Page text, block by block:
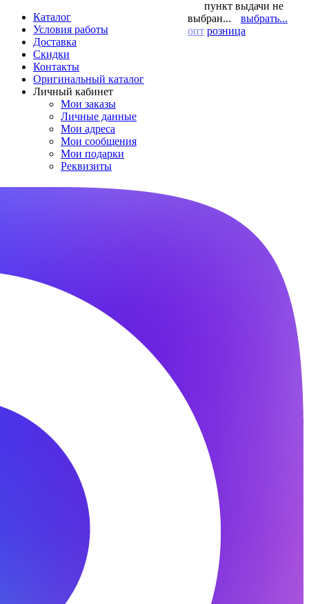
Каталог
Условия работы
Доставка
Скидки
Контакты
Оригинальный каталог
Личный кабинет
Мои заказы
Личные данные
Мои адреса
Мои сообщения
Мои подарки
Реквизиты
пункт выдачи не
выбран...
выбрать...
опт розница